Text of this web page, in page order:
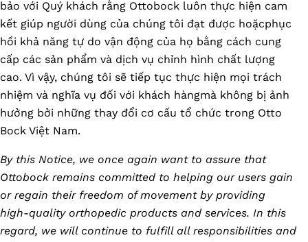
bảo với Quý khách rằng Ottobock luôn thực hiện cam
kết giúp người dùng của chúng tôi đạt được hoặcphục
hồi khả năng tự do vận động của họ bằng cách cung
cấp các sản phẩm và dịch vụ chỉnh hình chất lượng
cao. Vì vậy, chúng tôi sẽ tiếp tục thực hiện mọi trách
nhiệm và nghĩa vụ đối với khách hàngmà không bị ảnh
hưởng bởi những thay đổi cơ cấu tổ chức trong Otto
Bock Việt Nam.
By this Notice, we once again want to assure that
Ottobock remains committed to helping our users gain
or regain their freedom of movement by providing
high-quality orthopedic products and services. In this
regard, we will continue to fulfill all responsibilities and